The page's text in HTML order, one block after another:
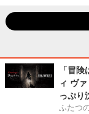
「冒
ィ ヴ
っぷり
ふたつ